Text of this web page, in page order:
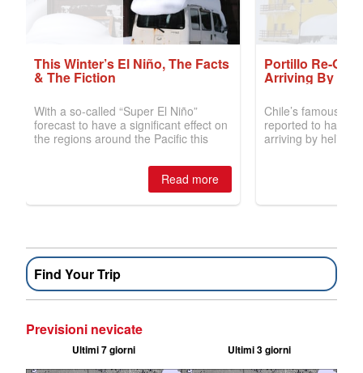
Find Your Trip
Previsioni nevicate
Ultimi 7 giorni Ultimi 3 giorni